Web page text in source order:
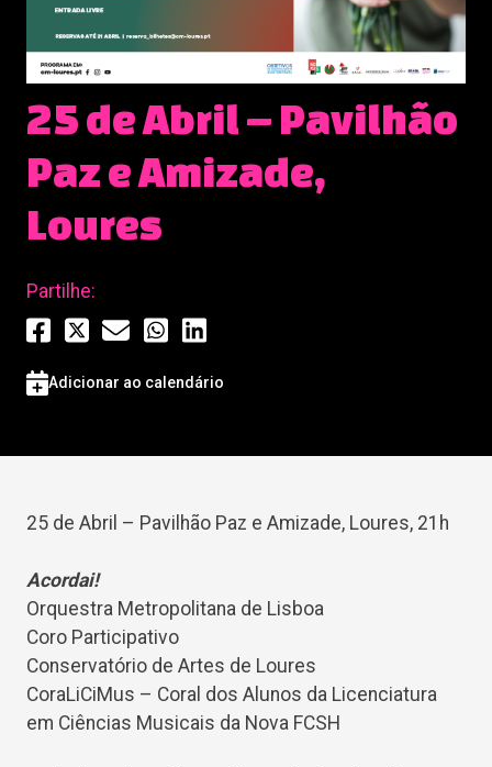
25 de Abril – Pavilhão
Paz e Amizade,
Loures
Partilhe:
Adicionar ao calendário
25 de Abril – Pavilhão Paz e Amizade, Loures, 21h
Acordai!
Orquestra Metropolitana de Lisboa
Coro Participativo
Conservatório de Artes de Loures
CoraLiCiMus – Coral dos Alunos da Licenciatura
em Ciências Musicais da Nova FCSH